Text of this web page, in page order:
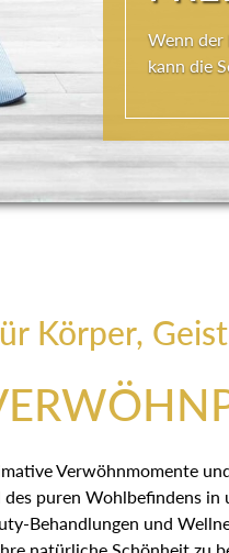
so viel
leicht und
Körper,
Verwöhnmomente
puren Wohlbefindens in
Behandlungen und